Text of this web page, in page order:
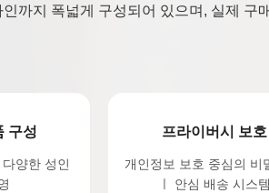
인까지 폭넓게 구성되어 있으며, 실제 구
구성
양한 성인
프라이버시 보호
개인정보 보호 중심의 비
ㅣ 안심 배송 시스템